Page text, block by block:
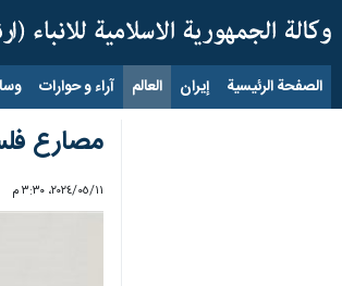
الصفحة الرئيسية إيران العالم آراء و حوارات
مصارع
١١‏/٠٥‏/٢٠٢٤، ٣:٣٠ م